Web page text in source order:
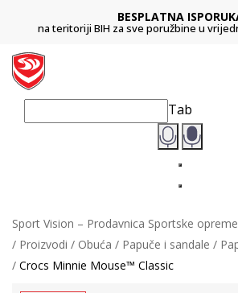
BESPLATNA
na teritoriji BIH za sve poružbine u
Tab
Sport Vision – Prodavnica Sportske
Proizvodi
Obuća Papuče i sandale
Crocs Minnie Mouse™ Classic